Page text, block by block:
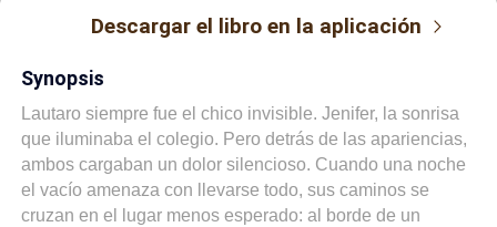
Descargar el libro en la aplicación
Synopsis
Lautaro siempre fue el chico invisible. Jenifer, la sonrisa
que iluminaba el colegio. Pero detrás de las apariencias,
ambos cargaban un dolor silencioso. Cuando una noche
el vacío amenaza con llevarse todo, sus caminos se
cruzan en el lugar menos esperado: al borde de un